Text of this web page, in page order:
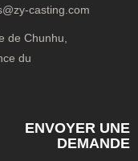
casting.com
de Chunhu,
du
ENVOYER UNE
DEMANDE